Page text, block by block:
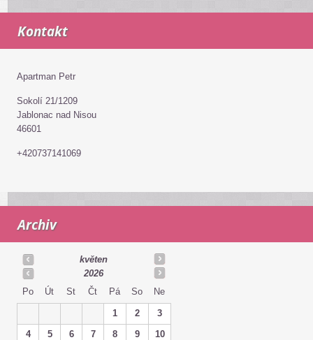
Kontakt
Apartman Petr
Sokolí 21/1209
Jablonac nad Nisou
46601
+420737141069
Archiv
květen
2026
Po
Út St Čt Pá So Ne
1 2
3
4
5 6 7 8 9 10